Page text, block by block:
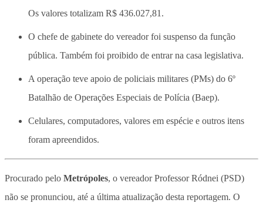
Os valores totalizam R$ 436.027,81.
O chefe de gabinete do vereador foi suspenso da função
pública. Também foi proibido de entrar na casa legislativa.
A operação teve apoio de policiais militares (PMs) do 6º
Batalhão de Operações Especiais de Polícia (Baep).
Celulares, computadores, valores em espécie e outros itens
foram apreendidos.
Procurado pelo Metrópoles, o vereador Professor Ródnei (PSD)
não se pronunciou, até a última atualização desta reportagem. O